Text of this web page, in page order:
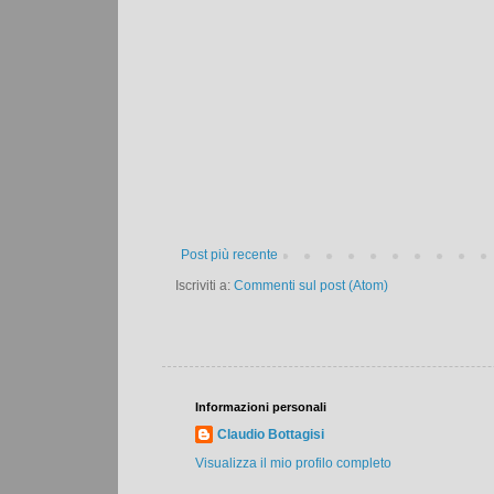
Post più recente
Iscriviti a: Commenti sul post (Atom)
Informazioni personali
Claudio Bottagisi
Visualizza il mio profilo completo